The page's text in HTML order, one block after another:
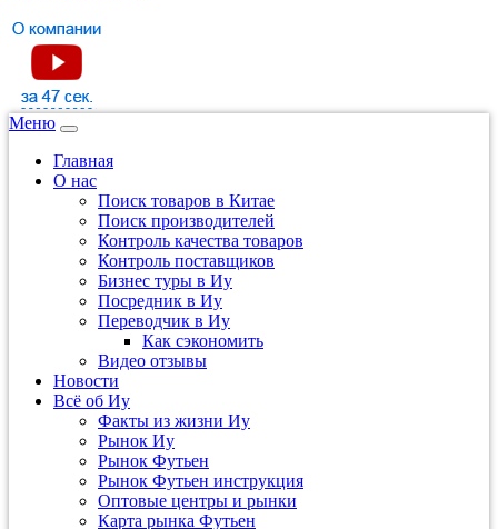
Меню
Главная
О нас
Поиск товаров в Китае
Поиск производителей
Контроль качества товаров
Контроль поставщиков
Бизнес туры в Иу
Посредник в Иу
Переводчик в Иу
Как сэкономить
Видео отзывы
Новости
Всё об Иу
Факты из жизни Иу
Рынок Иу
Рынок Футьен
Рынок Футьен инструкция
Оптовые центры и рынки
Карта рынка Футьен